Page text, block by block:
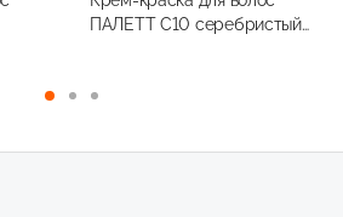
составляла
229,00 ₽.
ПАЛЕТТ C10 серебристый